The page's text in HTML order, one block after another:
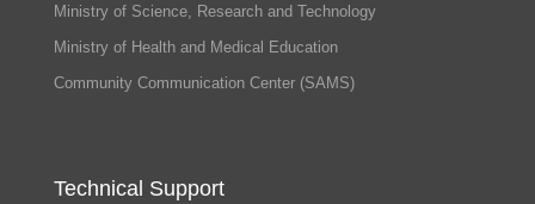
Ministry of Science, Research and Technology
Ministry of Health and Medical Education
Community Communication Center (SAMS)
Technical Support